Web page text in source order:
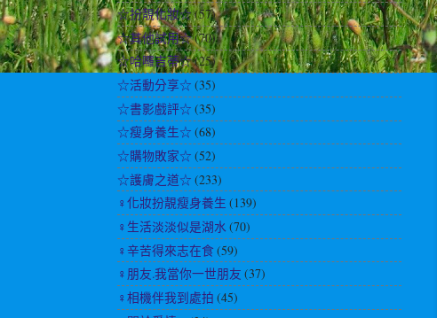
☆扮靚化妝☆(57)
☆其他試用☆(70)
☆哈囉吉蒂☆(25)
☆活動分享☆ (35)
☆書影戲評☆ (35)
☆瘦身養生☆ (68)
☆購物敗家☆ (52)
☆護膚之道☆ (233)
♀化妝扮靚瘦身養生 (139)
♀生活淡淡似是湖水 (70)
♀辛苦得來志在食 (59)
♀朋友.我當你一世朋友 (37)
♀相機伴我到處拍 (45)